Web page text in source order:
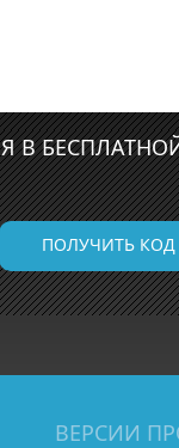
В
ВЕРСИИ